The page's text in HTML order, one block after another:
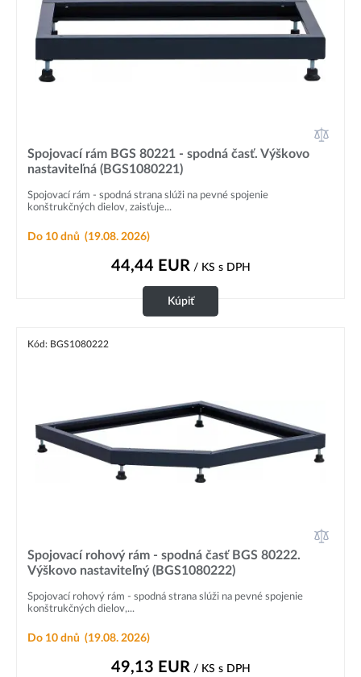
Spojovací rám BGS 80221 - spodná časť. Výškovo
nastaviteľná (BGS1080221)
Spojovací rám - spodná strana slúži na pevné spojenie
konštrukčných dielov, zaisťuje...
Do 10 dnů (19.08. 2026)
44,44 EUR/ KS s DPH
Kúpiť
Kód: BGS1080222
Spojovací rohový rám - spodná časť BGS 80222.
Výškovo nastaviteľný (BGS1080222)
Spojovací rohový rám - spodná strana slúži na pevné spojenie
konštrukčných dielov,...
Do 10 dnů (19.08. 2026)
49,13 EUR/ KS s DPH